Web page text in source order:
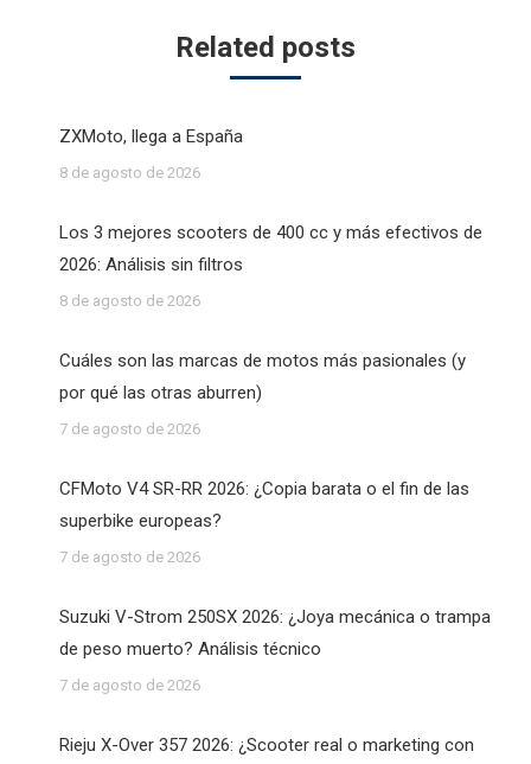
Related posts
ZXMoto, llega a España
8 de agosto de 2026
Los 3 mejores scooters de 400 cc y más efectivos de
2026: Análisis sin filtros
8 de agosto de 2026
Cuáles son las marcas de motos más pasionales (y
por qué las otras aburren)
7 de agosto de 2026
CFMoto V4 SR-RR 2026: ¿Copia barata o el fin de las
superbike europeas?
7 de agosto de 2026
Suzuki V-Strom 250SX 2026: ¿Joya mecánica o trampa
de peso muerto? Análisis técnico
7 de agosto de 2026
Rieju X-Over 357 2026: ¿Scooter real o marketing con